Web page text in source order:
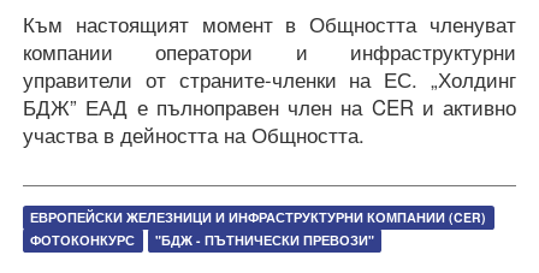
Към настоящият момент в Общността членуват
компании оператори и инфраструктурни
управители от страните-членки на ЕС. „Холдинг
БДЖ” ЕАД е пълноправен член на CER и активно
участва в дейността на Общността.
ЕВРОПЕЙСКИ ЖЕЛЕЗНИЦИ И ИНФРАСТРУКТУРНИ КОМПАНИИ (CER)
ФОТОКОНКУРС
"БДЖ - ПЪТНИЧЕСКИ ПРЕВОЗИ"